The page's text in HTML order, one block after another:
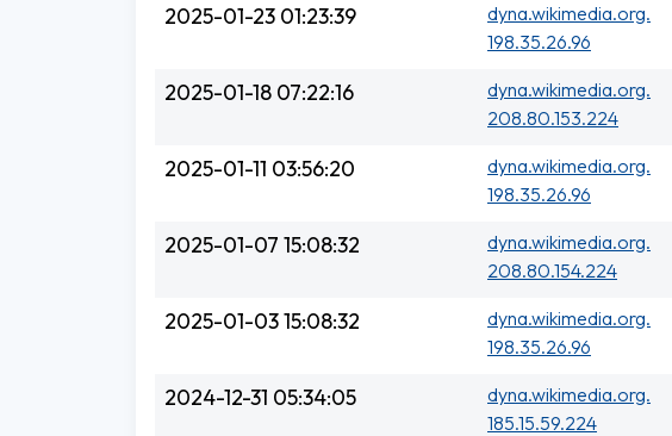
2025-01-23 01:23:39
dyna.wikimedia.org.
198.35.26.96
2025-01-18 07:22:16
dyna.wikimedia.org.
208.80.153.224
2025-01-11 03:56:20
dyna.wikimedia.org.
198.35.26.96
2025-01-07 15:08:32
dyna.wikimedia.org.
208.80.154.224
2025-01-03 15:08:32
dyna.wikimedia.org.
198.35.26.96
2024-12-31 05:34:05
dyna.wikimedia.org.
185.15.59.224